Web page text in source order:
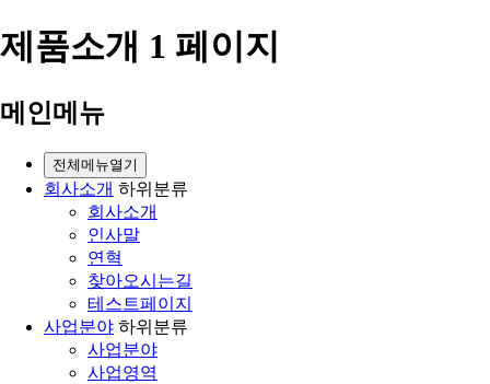
제품소개 1 페이지
메인메뉴
전체메뉴열기
회사소개 하위분류
회사소개
인사말
연혁
찾아오시는길
테스트페이지
사업분야 하위분류
사업분야
사업영역